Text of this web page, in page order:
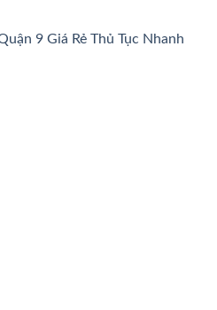
9 Giá Rẻ Thủ Tục Nhanh